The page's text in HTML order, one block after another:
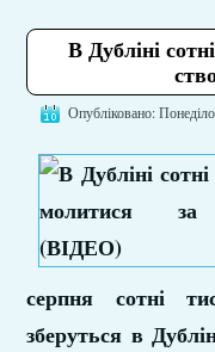
В Дубліні
Опубліковано:
серпня сотні
зберуться в